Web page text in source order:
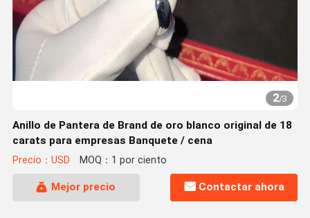
2/3
Anillo de Pantera de Brand de oro blanco original de 18
carats para empresas Banquete / cena
Precio：USD MOQ：1 por ciento
Mejor precio Contactar ahora